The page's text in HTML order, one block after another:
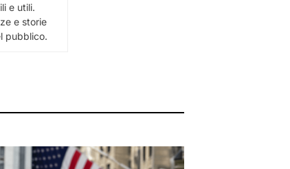
e utili.
e storie
pubblico.